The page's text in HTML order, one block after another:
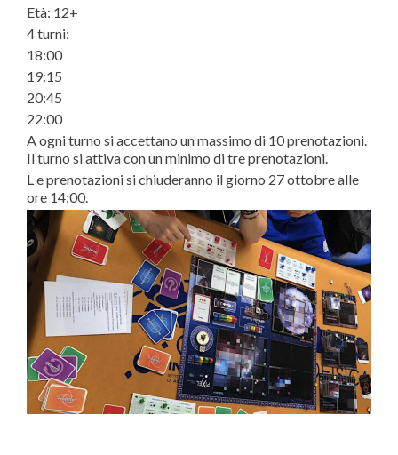
Età: 12+
4 turni:
18:00
19:15
20:45
22:00
A ogni turno si accettano un massimo di 10 prenotazioni.
Il turno si attiva con un minimo di tre prenotazioni.
L e prenotazioni si chiuderanno il giorno 27 ottobre alle
ore 14:00.